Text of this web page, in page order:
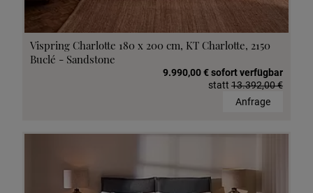
Vispring Charlotte 180 x 200 cm, KT Charlotte, 2150
Buclé - Sandstone
9.990,00 € sofort verfügbar
statt 13.392,00 €
Anfrage